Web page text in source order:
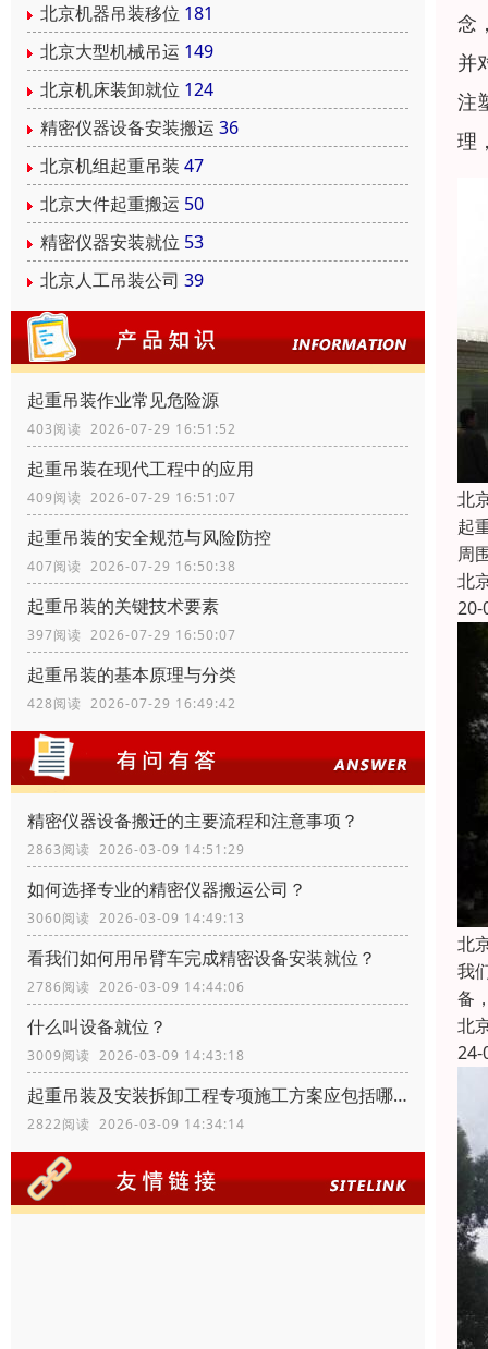
北京机器吊装移位 181
北京大型机械吊运 149
北京机床装卸就位 124
精密仪器设备安装搬运 36
北京机组起重吊装 47
北京大件起重搬运 50
精密仪器安装就位 53
北京人工吊装公司 39
起重吊装作业常见危险源
403阅读 2026-07-29 16:51:52
起重吊装在现代工程中的应用
409阅读 2026-07-29 16:51:07
起重吊装的安全规范与风险防控
407阅读 2026-07-29 16:50:38
起重吊装的关键技术要素
397阅读 2026-07-29 16:50:07
起重吊装的基本原理与分类
428阅读 2026-07-29 16:49:42
精密仪器设备搬迁的主要流程和注意事项？
2863阅读 2026-03-09 14:51:29
如何选择专业的精密仪器搬运公司？
3060阅读 2026-03-09 14:49:13
看我们如何用吊臂车完成精密设备安装就位？
2786阅读 2026-03-09 14:44:06
什么叫设备就位？
3009阅读 2026-03-09 14:43:18
起重吊装及安装拆卸工程专项施工方案应包括哪些内容？
2822阅读 2026-03-09 14:34:14
念
并
注
理
北
起
周
北
20-
北
我
备
北
24-